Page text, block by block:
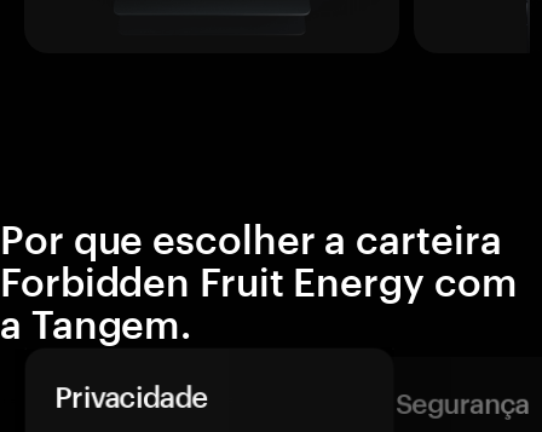
Por que escolher a carteira
Forbidden Fruit Energy com
a Tangem.
Privacidade Segurança